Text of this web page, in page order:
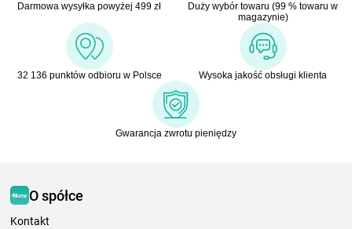
Darmowa wysyłka powyżej 499 zł
Duży wybór towaru (99 % towaru w
magazynie)
32 136 punktów odbioru w Polsce Wysoka jakość obsługi klienta
Gwarancja zwrotu pieniędzy
O spółce
Kontakt